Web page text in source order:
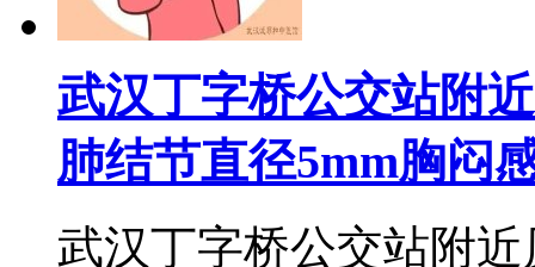
武汉丁字桥公交站附
肺结节直径5mm胸闷
武汉丁字桥公交站附